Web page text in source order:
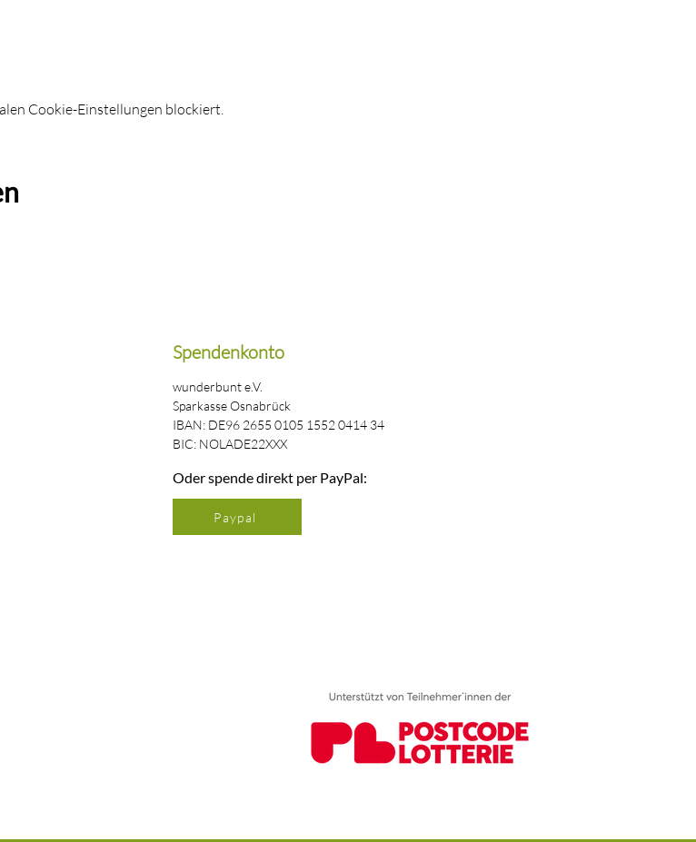
Cookie-Einstellungen blockiert.
Spendenkonto
wunderbunt e.V.
Sparkasse Osnabrück
IBAN: DE96 2655 0105 1552 0414 34
BIC: NOLADE22XXX
Oder spende direkt per PayPal:
Paypal